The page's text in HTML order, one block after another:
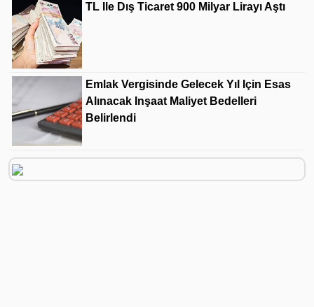
TL Ile Dış Ticaret 900 Milyar Lirayı Aştı
Emlak Vergisinde Gelecek Yıl Için Esas
Alınacak Inşaat Maliyet Bedelleri
Belirlendi